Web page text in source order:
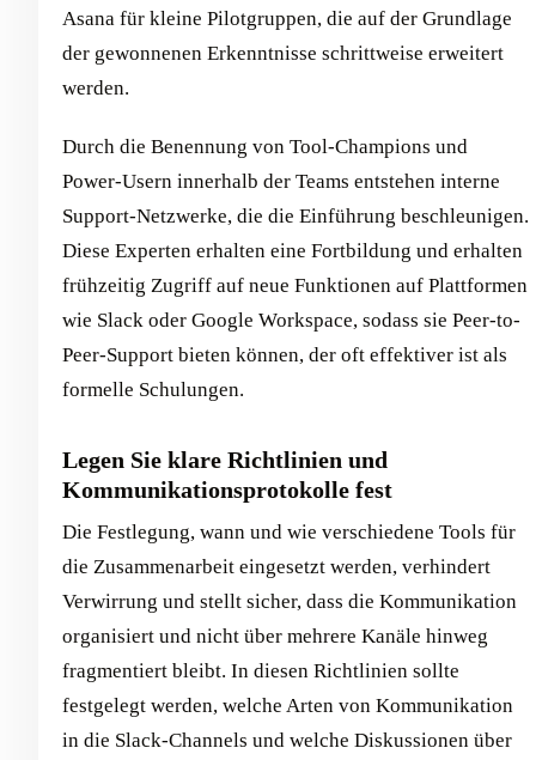
Asana für kleine Pilotgruppen, die auf der Grundlage
der gewonnenen Erkenntnisse schrittweise erweitert
werden.
Durch die Benennung von Tool-Champions und
Power-Usern innerhalb der Teams entstehen interne
Support-Netzwerke, die die Einführung beschleunigen.
Diese Experten erhalten eine Fortbildung und erhalten
frühzeitig Zugriff auf neue Funktionen auf Plattformen
wie Slack oder Google Workspace, sodass sie Peer-to-
Peer-Support bieten können, der oft effektiver ist als
formelle Schulungen.
Legen Sie klare Richtlinien und
Kommunikationsprotokolle fest
Die Festlegung, wann und wie verschiedene Tools für
die Zusammenarbeit eingesetzt werden, verhindert
Verwirrung und stellt sicher, dass die Kommunikation
organisiert und nicht über mehrere Kanäle hinweg
fragmentiert bleibt. In diesen Richtlinien sollte
festgelegt werden, welche Arten von Kommunikation
in die Slack-Channels und welche Diskussionen über